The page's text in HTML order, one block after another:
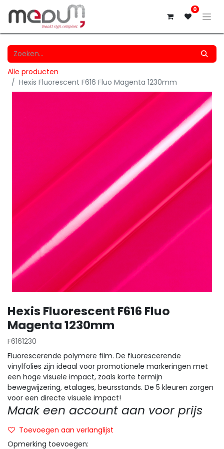
0
Alle producten
Hexis Fluorescent F616 Fluo Magenta 1230mm
Hexis Fluorescent F616 Fluo
Magenta 1230mm
F6161230
Fluorescerende polymere film. De fluorescerende
vinylfolies zijn ideaal voor promotionele markeringen met
een hoge visuele impact, zoals korte termijn
bewegwijzering, etalages, beursstands. De 5 kleuren zorgen
voor een directe visuele impact!
Maak een account aan voor prijs
Toevoegen aan verlanglijst
Opmerking toevoegen: